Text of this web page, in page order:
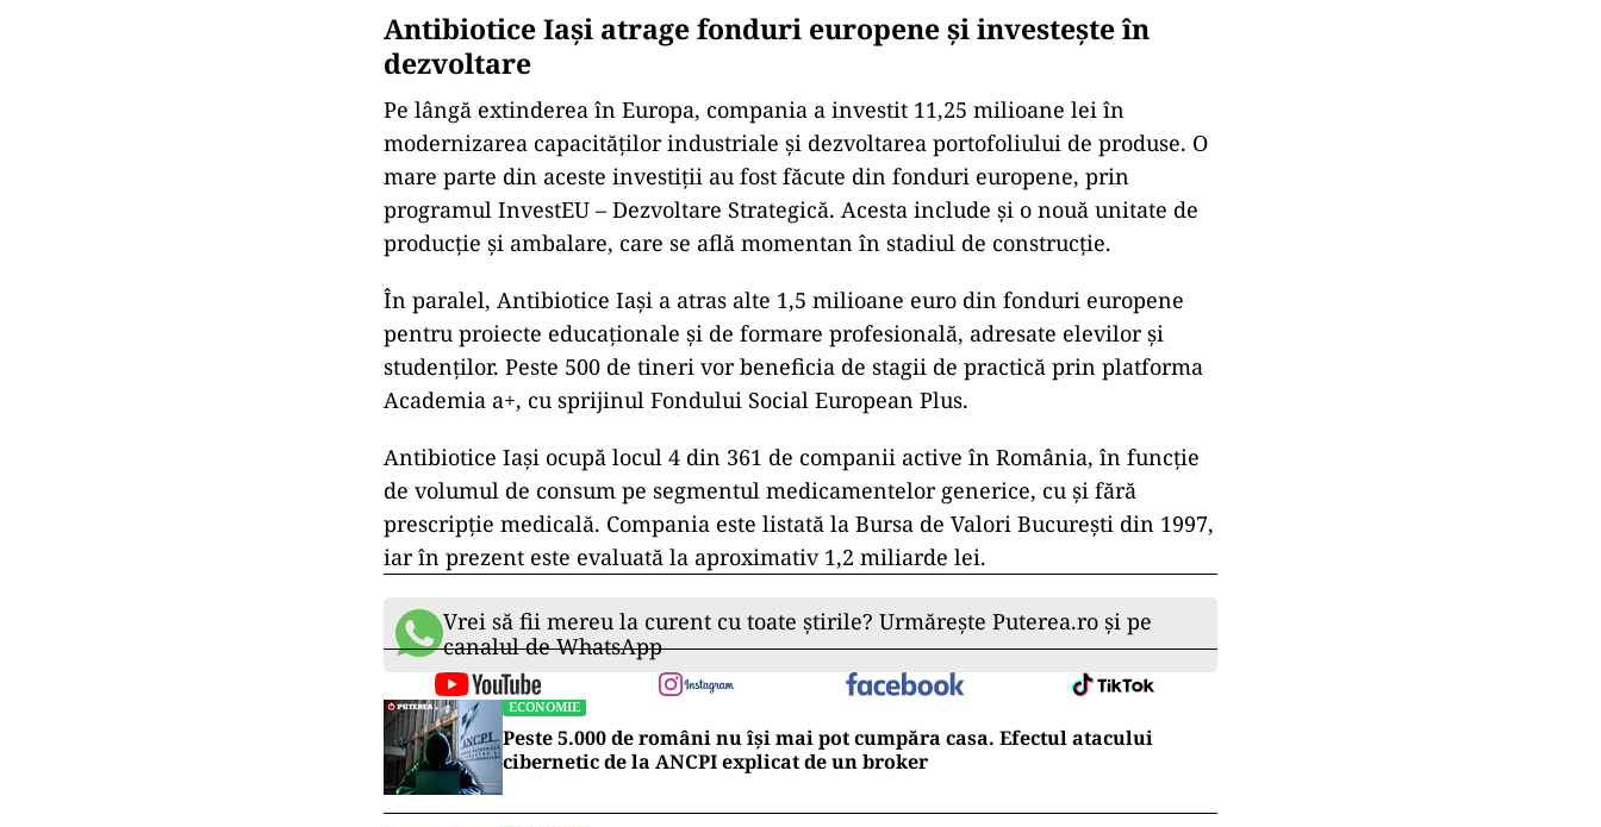
Antibiotice Iași atrage fonduri europene și investește în
dezvoltare
Pe lângă extinderea în Europa, compania a investit 11,25 milioane lei în
modernizarea capacităților industriale și dezvoltarea portofoliului de produse. O
mare parte din aceste investiții au fost făcute din fonduri europene, prin
programul InvestEU – Dezvoltare Strategică. Acesta include și o nouă unitate de
producție și ambalare, care se află momentan în stadiul de construcție.
În paralel, Antibiotice Iași a atras alte 1,5 milioane euro din fonduri europene
pentru proiecte educaționale și de formare profesională, adresate elevilor și
studenților. Peste 500 de tineri vor beneficia de stagii de practică prin platforma
Academia a+, cu sprijinul Fondului Social European Plus.
Antibiotice Iași ocupă locul 4 din 361 de companii active în România, în funcție
de volumul de consum pe segmentul medicamentelor generice, cu și fără
prescripție medicală. Compania este listată la Bursa de Valori București din 1997,
iar în prezent este evaluată la aproximativ 1,2 miliarde lei.
Vrei să fii mereu la curent cu toate știrile? Urmărește Puterea.ro și pe
canalul de WhatsApp
ECONOMIE
Peste 5.000 de români nu își mai pot cumpăra casa. Efectul atacului
cibernetic de la ANCPI explicat de un broker